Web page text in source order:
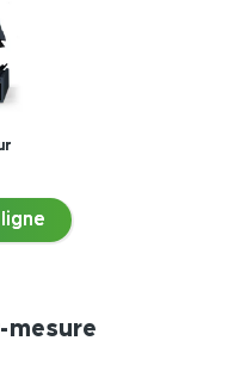
mesure